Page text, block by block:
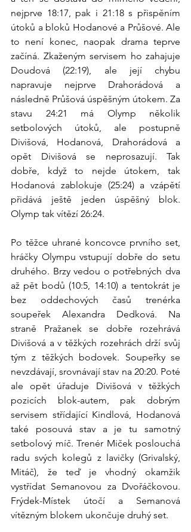
nejprve 18:17, pak i 21:18 s přispěním
útoků a bloků Hodanové a Průšové. Ale
to není konec, naopak drama teprve
začíná. Zkaženým servisem ho zahajuje
Doudová (22:19), ale její chybu
napravuje nejprve Drahorádová a
následně Průšová úspěšným útokem. Za
stavu 24:21 má Olymp několik
setbolových útoků, ale postupně
Divišová, Hodanová, Drahorádová a
opět Divišová se neprosazují. Tak
dobře, když to nejde útokem, tak
Hodanová zablokuje (25:24) a vzápětí
přidává ještě jeden úspěšný blok.
Olymp tak vítězí 26:24.
Po těžce uhrané koncovce prvního set,
hráčky Olympu vstupují dobře do setu
druhého. Brzy vedou o potřebných dva
až pět bodů (10:5, 14:10) a tentokrát je
bez oddechových časů trenérka
soupeřek Alexandra Dedková. Na
straně Pražanek se dobře rozehrává
Divišová a v těžkých rozehrách drží svůj
tým z těžkých bodovek. Soupeřky se
nevzdávají, srovnávají stav na 20:20. Poté
ale opět úřaduje Divišová v těžkých
pozicích blok-autem, pak dobrým
servisem střídající Kindlová, Hodanová
také posouvá stav a je tu samotný
setbolový míč. Trenér Miček poslouchá
radu svých kolegů z lavičky (Grivalský,
Mitáč), že teď je vhodný okamžik
vystřídat Semanovou za Dvořáčkovou.
Frýdek-Místek útočí a Semanová
vítězným blokem ukončuje druhý set.